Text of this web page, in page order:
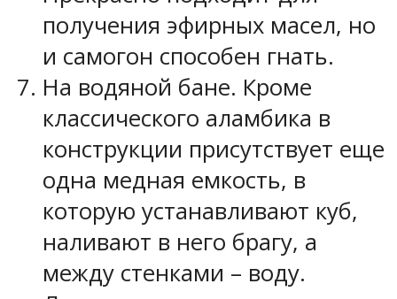
получения эфирных масел, но
и самогон способен гнать.
На водяной бане. Кроме
классического аламбика в
конструкции присутствует еще
одна медная емкость, в
которую устанавливают куб,
наливают в него брагу, а
между стенками – воду.